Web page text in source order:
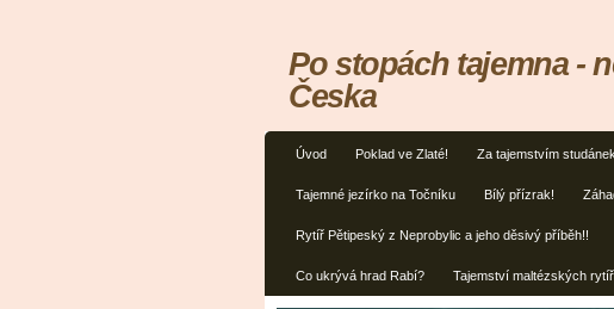
Úvod Poklad ve Zlaté! Za tajemstvím studánek
Tajemné jezírko na Točníku Bílý přízrak!
Rytíř Pětipeský z Neprobylic a jeho děsivý příběh!!
Co ukrývá hrad Rabí? Tajemství maltézských
Po stopách tajemna -
Česka